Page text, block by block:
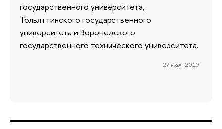
государственного университета,
Тольяттинского государственного
университета и Воронежского
государственного технического университета.
27 мая 2019